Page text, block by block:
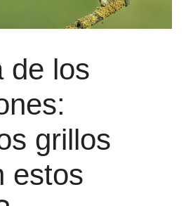
de los
grillos
estos